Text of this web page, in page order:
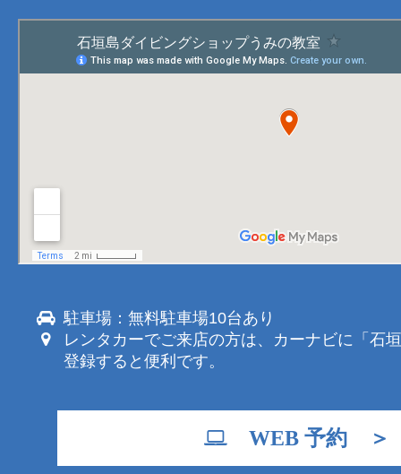
駐車場：無料駐車場10台あり
レンタカーでご来店の方は、カーナビに「石
登録すると便利です。
WEB 予約 ＞